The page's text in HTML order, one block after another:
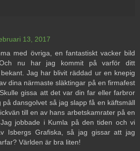
13, 2017
med övriga, en fantastiskt vacker bild
nu har jag kommit på varför ditt
Jag har blivit räddad ur en knepig
dina närmaste släktingar på en firmafest
gissa att det var din far eller farbror
på dansgolvet så jag slapp få en käftsmäll
till en av hans arbetskamrater på en
jobbade i Kumla på den tiden och vi
Isbergs Grafiska, så jag gissar att jag
Världen är bra liten!